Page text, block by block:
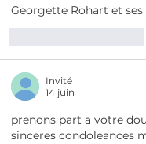
Georgette Rohart et
Invité
14 juin
prenons part a votre
sinceres condoleances